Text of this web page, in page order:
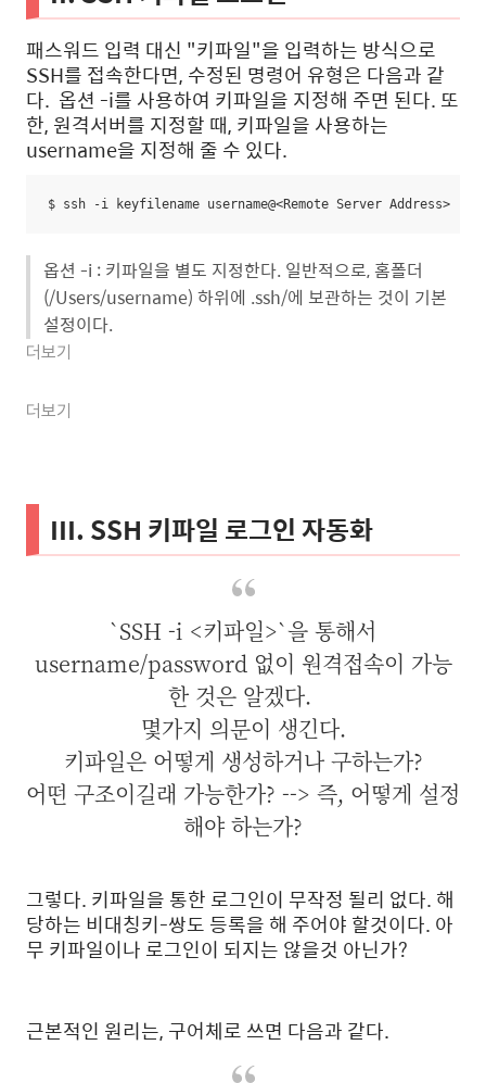
패스워드 입력 대신 "키파일"을 입력하는 방식으로
SSH를 접속한다면, 수정된 명령어 유형은 다음과 같
다. 옵션 -i를 사용하여 키파일을 지정해 주면 된다. 또
한, 원격서버를 지정할 때, 키파일을 사용하는
username을 지정해 줄 수 있다.
$ ssh -i keyfilename username@<Remote Server Address>
옵션 -i : 키파일을 별도 지정한다. 일반적으로, 홈폴더
(/Users/username) 하위에 .ssh/에 보관하는 것이 기본
설정이다.
더보기
더보기
III. SSH 키파일 로그인 자동화
`SSH -i <키파일>`을 통해서
username/password 없이 원격접속이 가능
한 것은 알겠다.
몇가지 의문이 생긴다.
키파일은 어떻게 생성하거나 구하는가?
어떤 구조이길래 가능한가? --> 즉, 어떻게 설정
해야 하는가?
그렇다. 키파일을 통한 로그인이 무작정 될리 없다. 해
당하는 비대칭키-쌍도 등록을 해 주어야 할것이다. 아
무 키파일이나 로그인이 되지는 않을것 아닌가?
근본적인 원리는, 구어체로 쓰면 다음과 같다.